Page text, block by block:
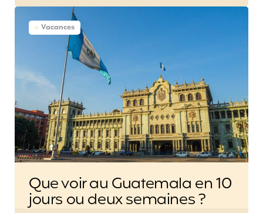
Vacances
Que voir au Guatemala en 10
jours ou deux semaines ?